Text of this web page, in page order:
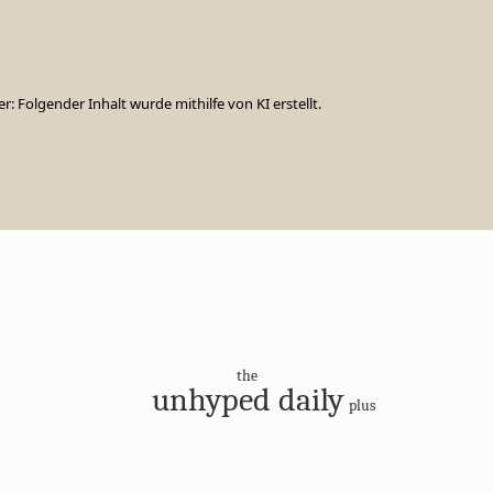
Folgender Inhalt wurde mithilfe von KI erstellt.
the
unhyped daily plus